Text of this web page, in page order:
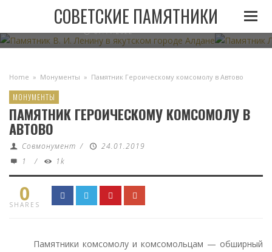
СОВЕТСКИЕ ПАМЯТНИКИ
ПАМЯТНИК В. И. ЛЕНИНУ В ЯКУТСКОМ ГОРОДЕ
АЛДАНЕ
07.11.2022
Home » Монументы » Памятник Героическому комсомолу в Автово
МОНУМЕНТЫ
ПАМЯТНИК ГЕРОИЧЕСКОМУ КОМСОМОЛУ В
АВТОВО
Совмонумент /
24.01.2019
1
/ 1k
0
SHARES
Памятники комсомолу и комсомольцам — обширный